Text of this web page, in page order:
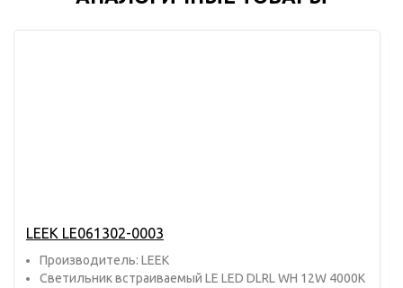
LEEK LE061302-0003
Прoизвoдитель: LEEK
Светильник встраиваемый LE LED DLRL WH 12W 4000K